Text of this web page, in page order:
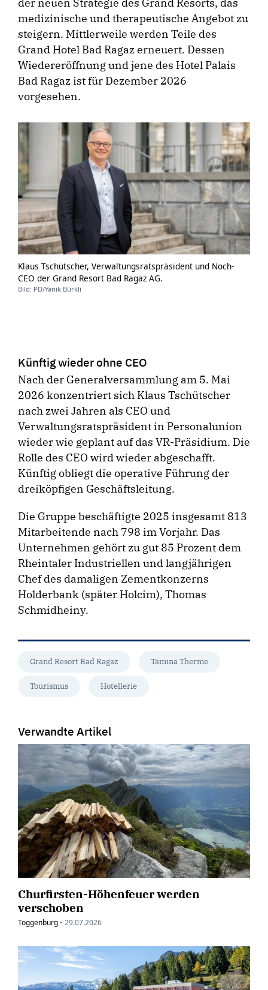
der neuen Strategie des Grand Resorts, das
medizinische und therapeutische Angebot zu
steigern. Mittlerweile werden Teile des
Grand Hotel Bad Ragaz erneuert. Dessen
Wiedereröffnung und jene des Hotel Palais
Bad Ragaz ist für Dezember 2026
vorgesehen.
Klaus Tschütscher, Verwaltungsratspräsident und Noch-
CEO der Grand Resort Bad Ragaz AG.
Bild: PD/Yanik Bürkli
Künftig wieder ohne CEO
Nach der Generalversammlung am 5. Mai
2026 konzentriert sich Klaus Tschütscher
nach zwei Jahren als CEO und
Verwaltungsratspräsident in Personalunion
wieder wie geplant auf das VR-Präsidium. Die
Rolle des CEO wird wieder abgeschafft.
Künftig obliegt die operative Führung der
dreiköpfigen Geschäftsleitung.
Die Gruppe beschäftigte 2025 insgesamt 813
Mitarbeitende nach 798 im Vorjahr. Das
Unternehmen gehört zu gut 85 Prozent dem
Rheintaler Industriellen und langjährigen
Chef des damaligen Zementkonzerns
Holderbank (später Holcim), Thomas
Schmidheiny.
Grand Resort Bad Ragaz Tamina Therme
Tourismus Hotellerie
Verwandte Artikel
Churfirsten-Höhenfeuer werden
verschoben
Toggenburg • 29.07.2026